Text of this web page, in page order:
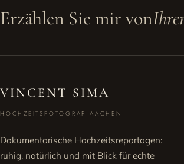
Erzählen Sie mir von
VINCENT SIMA
HOCHZEITSFOTOGRAF AACHEN
Dokumentarische Hochzeitsreportagen:
ruhig, natürlich und mit Blick für echte